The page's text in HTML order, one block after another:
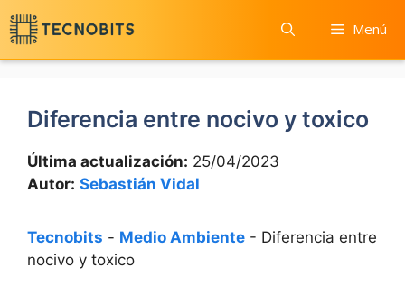
Saltar
al
contenido
Menú
Diferencia entre nocivo y toxico
Última actualización: 25/04/2023
Autor: Sebastián Vidal
Tecnobits - Medio Ambiente - Diferencia entre
nocivo y toxico